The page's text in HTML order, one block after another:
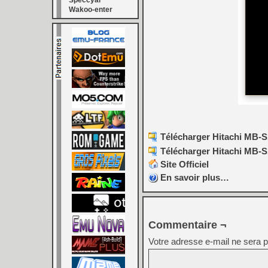
Wakoo-enter
Télécharger Hitachi MB-
Télécharger Hitachi MB-
Site Officiel
En savoir plus…
Commentaire ¬
Votre adresse e-mail ne sera